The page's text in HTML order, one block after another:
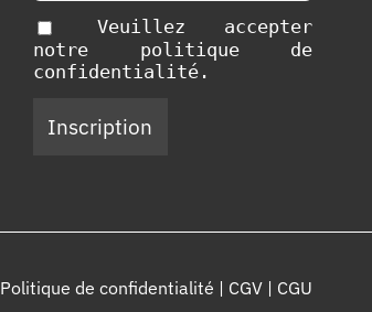
Veuillez accepter
notre politique de
confidentialité.
Politique de confidentialité | CGV | CGU